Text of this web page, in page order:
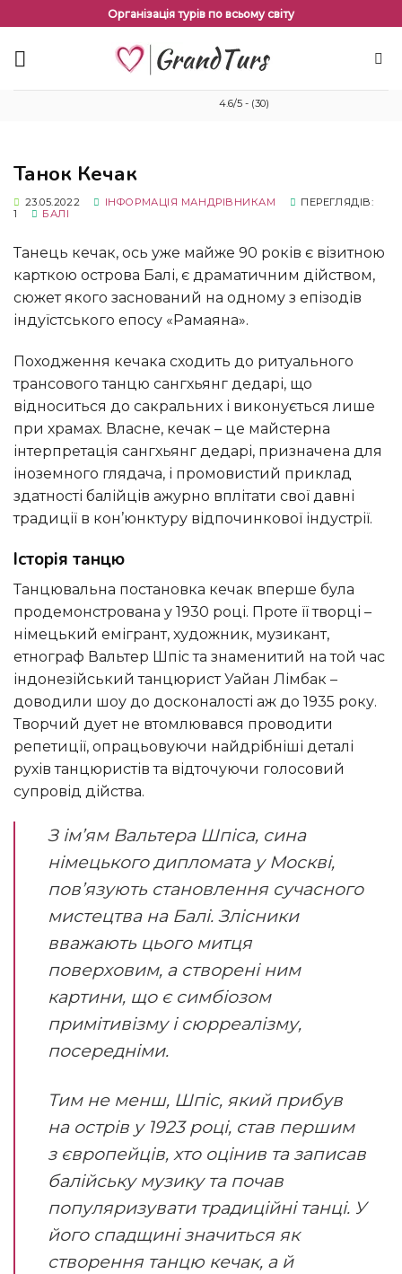
змісту
Організація турів по всьому світу
4.6/5 - (30)
Танок Кечак
23.05.2022 ІНФОРМАЦІЯ МАНДРІВНИКАМ
ПЕРЕГЛЯДІВ:
1
БАЛІ
Танець кечак, ось уже майже 90 років є візитною
карткою острова Балі, є драматичним дійством,
сюжет якого заснований на одному з епізодів
індуїстського епосу «Рамаяна».
Походження кечака сходить до ритуального
трансового танцю сангхьянг дедарі, що
відноситься до сакральних і виконується лише
при храмах. Власне, кечак – це майстерна
інтерпретація сангхьянг дедарі, призначена для
іноземного глядача, і промовистий приклад
здатності балійців ажурно вплітати свої давні
традиції в кон’юнктуру відпочинкової індустрії.
Історія танцю
Танцювальна постановка кечак вперше була
продемонстрована у 1930 році. Проте її творці –
німецький емігрант, художник, музикант,
етнограф Вальтер Шпіс та знаменитий на той час
індонезійський танцюрист Уайан Лімбак –
доводили шоу до досконалості аж до 1935 року.
Творчий дует не втомлювався проводити
репетиції, опрацьовуючи найдрібніші деталі
рухів танцюристів та відточуючи голосовий
супровід дійства.
З ім’ям Вальтера Шпіса, сина
німецького дипломата у Москві,
пов’язують становлення сучасного
мистецтва на Балі. Злісники
вважають цього митця
поверховим, а створені ним
картини, що є симбіозом
примітивізму і сюрреалізму,
посередніми.
Тим не менш, Шпіс, який прибув
на острів у 1923 році, став першим
з європейців, хто оцінив та записав
балійську музику та почав
популяризувати традиційні танці. У
його спадщині значиться як
створення танцю кечак, а й